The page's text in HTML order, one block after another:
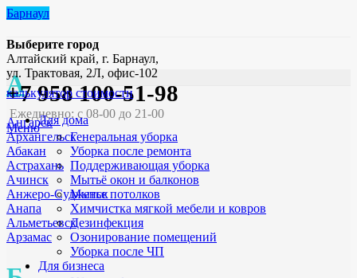
Барнаул
Выберите город
А
Ангарск
Архангельск
Абакан
Астрахань
Ачинск
Анжеро-Судженск
Анапа
Альметьевск
Арзамас
Алтайский край, г. Барнаул,
ул. Трактовая, 2Л, офис-102
+7 958 100-51-98
Ежедневно: с 08-00 до 21-00
Меню
калькулятор стоимости
Для дома
Генеральная уборка
Уборка после ремонта
Поддерживающая уборка
Мытьё окон и балконов
Мытье потолков
Химчистка мягкой мебели и ковров
Дезинфекция
Озонирование помещений
Уборка после ЧП
Для бизнеса